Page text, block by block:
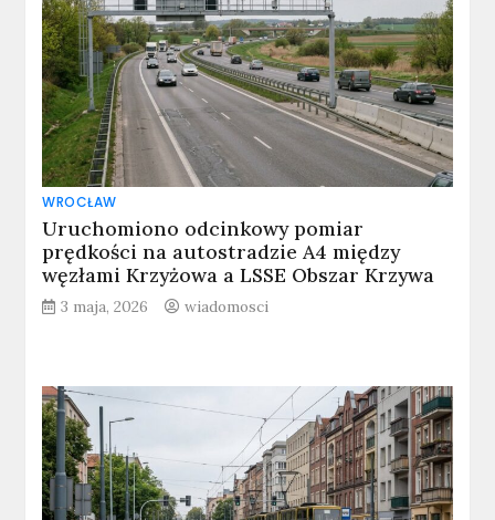
WROCŁAW
Uruchomiono odcinkowy pomiar
prędkości na autostradzie A4 między
węzłami Krzyżowa a LSSE Obszar Krzywa
3 maja, 2026 wiadomosci